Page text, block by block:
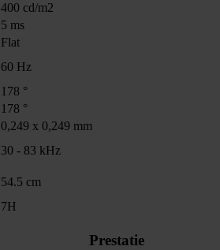
400 cd/m2
5 ms
Flat
60 Hz
178 °
178 °
0,249 x 0,249 mm
30 - 83 kHz
54.5 cm
7H
Prestatie